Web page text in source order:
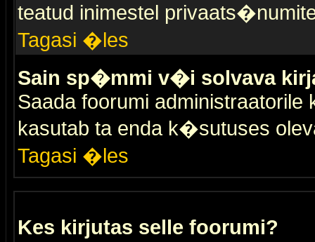
teatud inimestel
Tagasi �les
Sain sp�mmi v�i solvava
Saada foorumi
kasutab ta enda k�sutuses
Tagasi �les
Kes kirjutas selle foorumi?